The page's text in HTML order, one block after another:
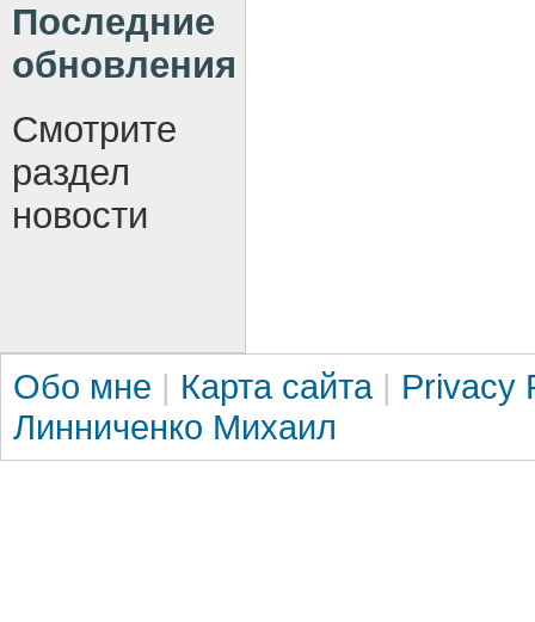
Последние
обновления
Смотрите
раздел
новости
Обо мне | Карта сайта | Privacy
Линниченко Михаил